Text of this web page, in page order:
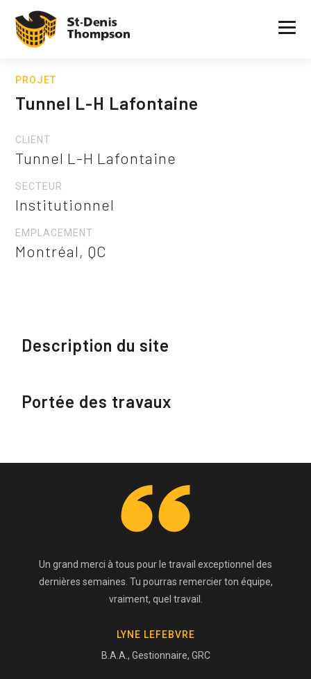
PROJET
Tunnel L-H Lafontaine
CLIENT
Tunnel L-H Lafontaine
SECTEUR
Institutionnel
EMPLACEMENT
Montréal, QC
Description du site
Portée des travaux
Un grand merci à tous pour le travail exceptionnel des
dernières semaines. Tu pourras remercier ton équipe,
vraiment, quel travail.
LYNE LEFEBVRE
B.A.A., Gestionnaire, GRC